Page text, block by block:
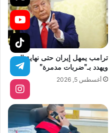
ترامب يمهل إيران حتى نهاية اليوم
ويهدد بـ”ضربات مدمرة”
أغسطس 5, 2026